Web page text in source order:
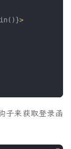
()}>
子来获取登录函